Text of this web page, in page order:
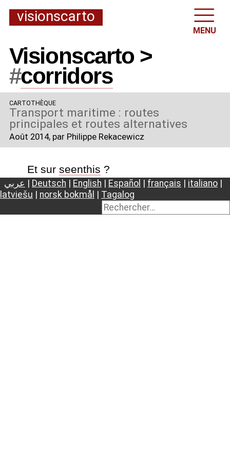
visionscarto
MENU
Visionscarto >
#corridors
CARTOTHÈQUE
Transport maritime : routes
principales et routes alternatives
Août 2014, par Philippe Rekacewicz
Et sur seenthis ?
عربي Deutsch English Español français italiano
latviešu
norsk bokmål Tagalog